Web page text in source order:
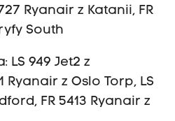
Ryanair z Katanii, FR
South
LS 949 Jet2 z
Ryanair z Oslo Torp, LS
FR 5413 Ryanair z